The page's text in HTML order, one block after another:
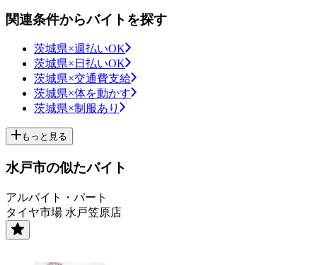
関連条件からバイトを探す
茨城県×週払いOK
茨城県×日払いOK
茨城県×交通費支給
茨城県×体を動かす
茨城県×制服あり
もっと見る
水戸市の似たバイト
アルバイト・パート
タイヤ市場 水戸笠原店